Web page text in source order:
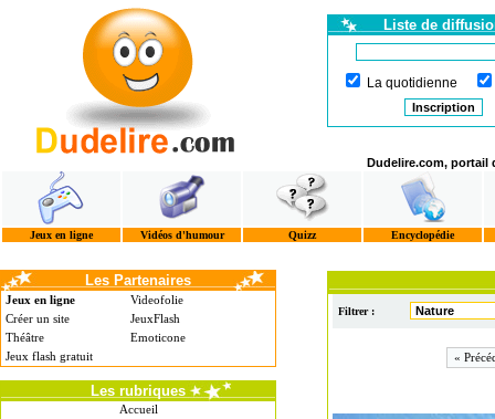
Liste de
La quotidienne
Dudelire.com, portail
Jeux en ligne Vidéos d'humour Quizz Encyclopédie
Les Partenaires
Jeux en ligne
Créer un site
Théâtre
Jeux flash gratuit
Videofolie
JeuxFlash
Emoticone
Les rubriques
Accueil
Filtrer :
«